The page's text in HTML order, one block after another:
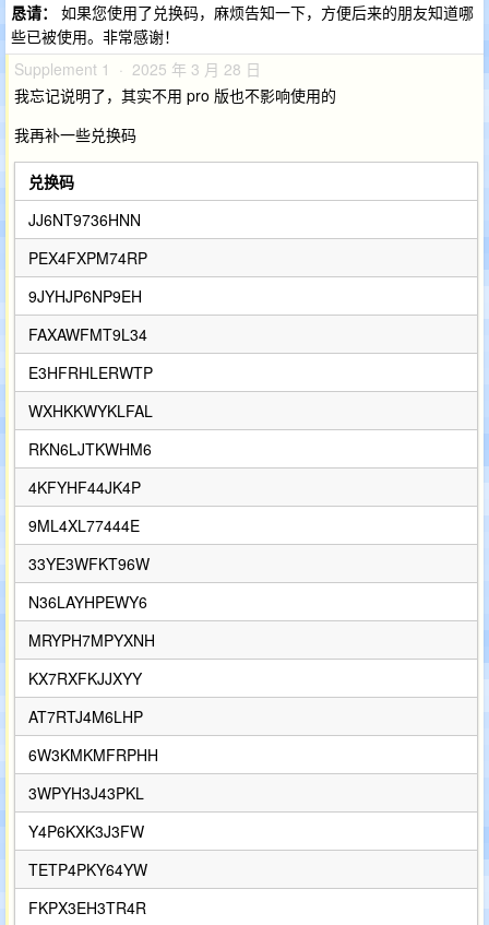
恳请：
如果您使用了兑换码，麻烦告知一下，方便后来的朋友知道哪
些已被使用。非常感谢！
Supplement 1 · 2025 年 3 月 28 日
我忘记说明了，其实不用 pro 版也不影响使用的
我再补一些兑换码
兑换码
JJ6NT9736HNN
PEX4FXPM74RP
9JYHJP6NP9EH
FAXAWFMT9L34
E3HFRHLERWTP
WXHKKWYKLFAL
RKN6LJTKWHM6
4KFYHF44JK4P
9ML4XL77444E
33YE3WFKT96W
N36LAYHPEWY6
MRYPH7MPYXNH
KX7RXFKJJXYY
AT7RTJ4M6LHP
6W3KMKMFRPHH
3WPYH3J43PKL
Y4P6KXK3J3FW
TETP4PKY64YW
FKPX3EH3TR4R